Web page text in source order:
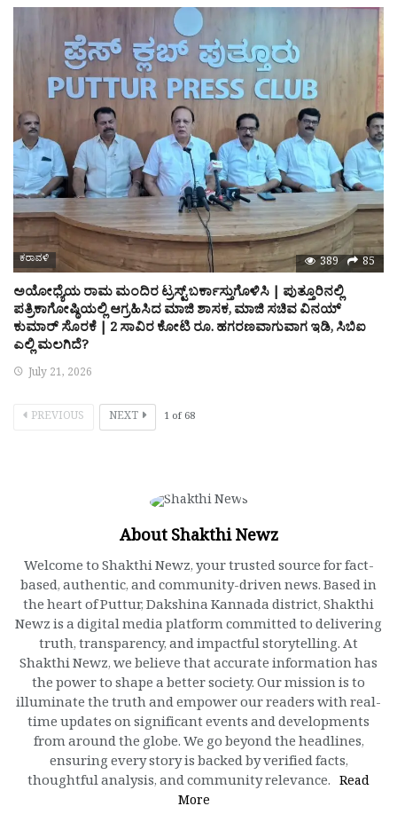
ಕರಾವಳಿ 389 85
ಅಯೋಧ್ಯೆಯ ರಾಮ ಮಂದಿರ ಟ್ರಸ್ಟ್ ಬರ್ಕಾಸ್ತುಗೊಳಿಸಿ | ಪುತ್ತೂರಿನಲ್ಲಿ
ಪತ್ರಿಕಾಗೋಷ್ಠಿಯಲ್ಲಿ ಆಗ್ರಹಿಸಿದ ಮಾಜಿ ಶಾಸಕ, ಮಾಜಿ ಸಚಿವ ವಿನಯ್
ಕುಮಾರ್ ಸೊರಕೆ | 2 ಸಾವಿರ ಕೋಟಿ ರೂ. ಹಗರಣವಾಗುವಾಗ ಇಡಿ, ಸಿಬಿಐ
ಎಲ್ಲಿ ಮಲಗಿದೆ?
July 21, 2026
PREVIOUS NEXT 1 of68
About Shakthi Newz
Welcome to Shakthi Newz, your trusted source for fact-
based, authentic, and community-driven news. Based in
the heart of Puttur, Dakshina Kannada district, Shakthi
Newz is a digital media platform committed to delivering
truth, transparency, and impactful storytelling. At
Shakthi Newz, we believe that accurate information has
the power to shape a better society. Our mission is to
illuminate the truth and empower our readers with real-
time updates on significant events and developments
from around the globe. We go beyond the headlines,
ensuring every story is backed by verified facts,
thoughtful analysis, and community relevance. Read
More